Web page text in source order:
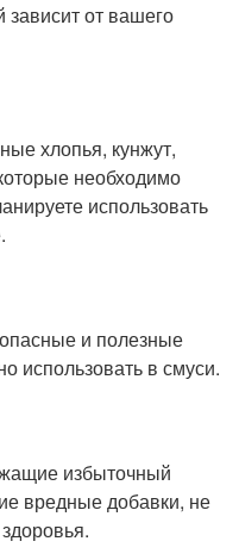
от вашего
хлопья, кунжут,
необходимо
использовать
и полезные
использовать в смуси.
избыточный
вредные добавки, не